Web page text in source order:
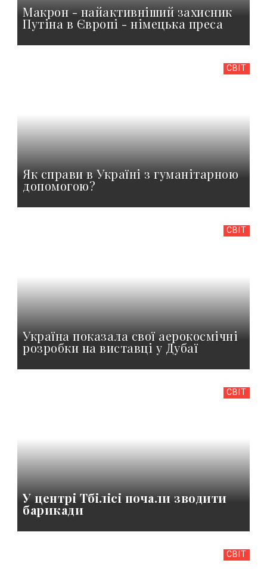
Макрон - найактивніший захисник
Путіна в Європі - німецька преса
СВІТ
Як справи в Україні з гуманітарною
допомогою?
СВІТ
Україна показала свої аерокосмічні
розробки на виставці у Дубаї
СВІТ
У центрі Тбілісі почали зводити
барикади
СВІТ